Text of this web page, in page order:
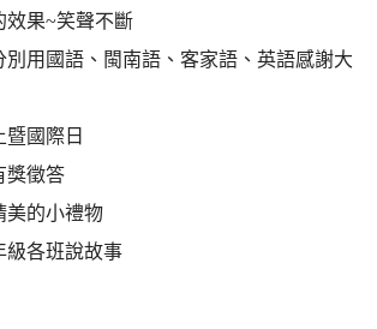
效果~笑聲不斷
別用國語、閩南語、客家語、英語感謝大
國際日
獎徵答
美的小禮物
級各班說故事